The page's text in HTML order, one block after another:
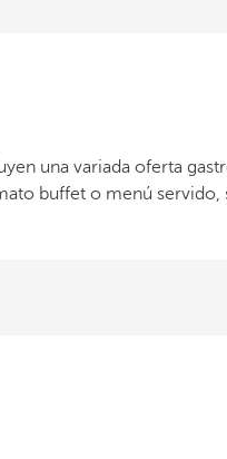
una variada oferta
buffet o menú